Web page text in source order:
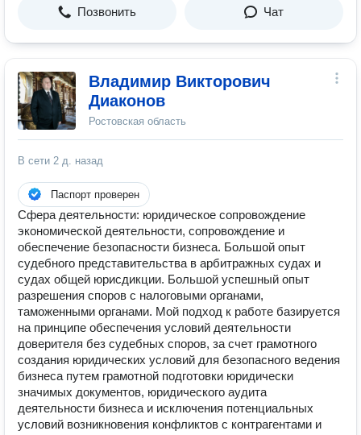
Позвонить Чат
Владимир Викторович
Диаконов
Ростовская область
В сети 2 д. назад
Паспорт проверен
Сфера деятельности: юридическое сопровождение
экономической деятельности, сопровождение и
обеспечение безопасности бизнеса. Большой опыт
судебного представительства в арбитражных судах и
судах общей юрисдикции. Большой успешный опыт
разрешения споров с налоговыми органами,
таможенными органами. Мой подход к работе базируется
на принципе обеспечения условий деятельности
доверителя без судебных споров, за счет грамотного
создания юридических условий для безопасного ведения
бизнеса путем грамотной подготовки юридически
значимых документов, юридического аудита
деятельности бизнеса и исключения потенциальных
условий возникновения конфликтов с контрагентами и